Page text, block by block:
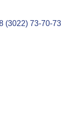
(3022) 73-70-73